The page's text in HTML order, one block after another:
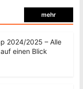
mehr
2024/2025 – Alle
einen Blick